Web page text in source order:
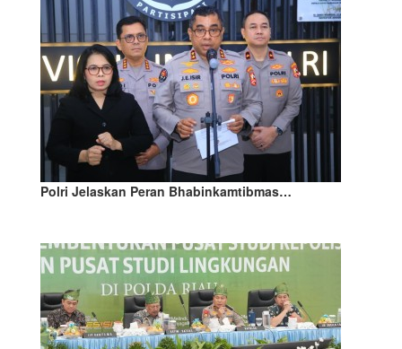
Polri Jelaskan Peran Bhabinkamtibmas…